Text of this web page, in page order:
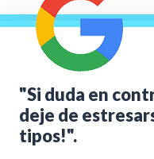
"Si duda en
deje de
tipos!".